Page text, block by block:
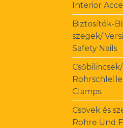
Interior
Biztosítók-
szegek/
Safety Nails
Csőbilincsek/
Clamps
Csövek és
Rohre Und